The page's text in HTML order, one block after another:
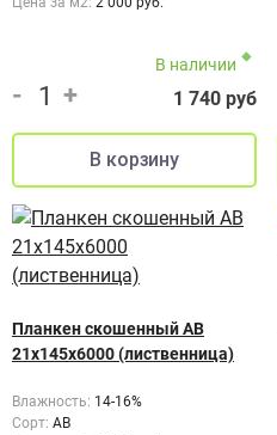
В наличии
- + 1 740 руб
Планкен скошенный AB
21x145x6000 (лиственница)
Влажность: 14-16%
Сорт: АВ